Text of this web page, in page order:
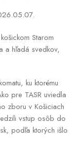
Starom
a hľadá svedkov,
ku ktorému
pre TASR uviedla
zboru v Košiciach
vstup osôb do
podľa ktorých išlo